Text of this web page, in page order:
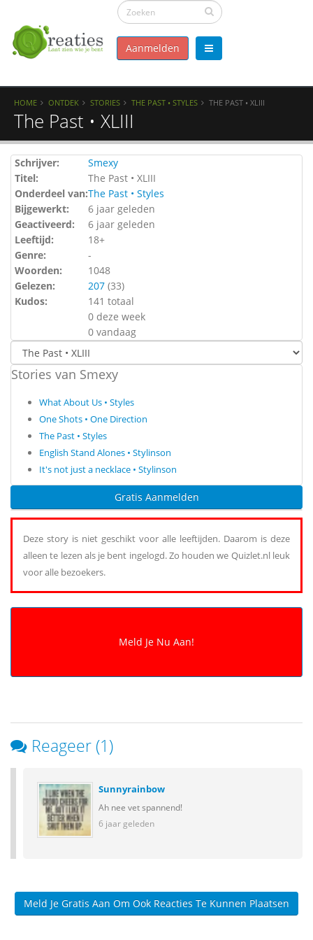
Aanmelden
HOME ONTDEK STORIES THE PAST • STYLES THE PAST • XLIII
The Past • XLIII
Schrijver:
Smexy
Titel:
The Past • XLIII
Onderdeel van:The Past • Styles
Bijgewerkt:
6 jaar geleden
Geactiveerd:
6 jaar geleden
Leeftijd:
18+
Genre:
-
Woorden:
1048
Gelezen:
207 (33)
Kudos:
141 totaal
0 deze week
0 vandaag
Stories van Smexy
What About Us • Styles
One Shots • One Direction
The Past • Styles
English Stand Alones • Stylinson
It's not just a necklace • Stylinson
Gratis Aanmelden
Deze story is niet geschikt voor alle leeftijden. Daarom is deze
alleen te lezen als je bent ingelogd. Zo houden we Quizlet.nl leuk
voor alle bezoekers.
Reageer (1)
Sunnyrainbow
Ah nee vet spannend!
6 jaar geleden
Meld Je Gratis Aan Om Ook Reacties Te Kunnen Plaatsen